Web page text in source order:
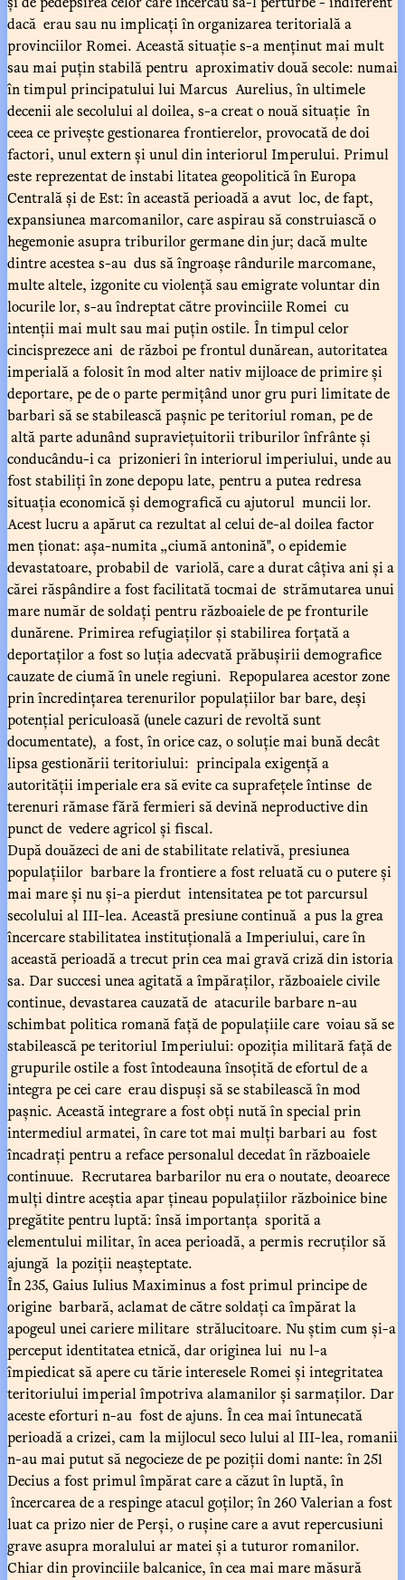
dacă erau sau nu implicați în organizarea teritorială a
provinciilor Romei. Această situație s-a menținut mai mult
sau mai puțin stabilă pentru aproximativ două secole: numai
în timpul principatului lui Marcus Aurelius, în ultimele
decenii ale secolului al doilea, s-a creat o nouă situație în
ceea ce privește gestionarea frontierelor, provocată de doi
factori, unul extern și unul din interiorul Imperului. Primul
este reprezentat de instabi litatea geopolitică în Europa
Centrală și de Est: în această perioadă a avut loc, de fapt,
expansiunea marcomanilor, care aspirau să construiască o
hegemonie asupra triburilor germane din jur; dacă multe
dintre acestea s-au dus să îngroașe rândurile marcomane,
multe altele, izgonite cu violență sau emigrate voluntar din
locurile lor, s-au îndreptat către provinciile Romei cu
intenții mai mult sau mai puțin ostile. În timpul celor
cincisprezece ani de război pe frontul dunărean, autoritatea
imperială a folosit în mod alter nativ mijloace de primire și
deportare, pe de o parte permițând unor gru puri limitate de
barbari să se stabilească pașnic pe teritoriul roman, pe de
altă parte adunând supraviețuitorii triburilor înfrânte și
conducându-i ca prizonieri în interiorul imperiului, unde au
fost stabiliți în zone depopu late, pentru a putea redresa
situația economică și demografică cu ajutorul muncii lor.
Acest lucru a apărut ca rezultat al celui de-al doilea factor
men ționat: așa-numita „ciumă antonină", o epidemie
devastatoare, probabil de variolă, care a durat câțiva ani și a
cărei răspândire a fost facilitată tocmai de strămutarea unui
mare număr de soldați pentru războaiele de pe fronturile
dunărene. Primirea refugiaților și stabilirea forțată a
deportaților a fost so luția adecvată prăbușirii demografice
cauzate de ciumă în unele regiuni. Repopularea acestor zone
prin încredințarea terenurilor populațiilor bar bare, deși
potențial periculoasă (unele cazuri de revoltă sunt
documentate), a fost, în orice caz, o soluție mai bună decât
lipsa gestionării teritoriului: principala exigență a
autorității imperiale era să evite ca suprafețele întinse de
terenuri rămase fără fermieri să devină neproductive din
punct de vedere agricol și fiscal.
După douăzeci de ani de stabilitate relativă, presiunea
populațiilor barbare la frontiere a fost reluată cu o putere și
mai mare și nu și-a pierdut intensitatea pe tot parcursul
secolului al III-lea. Această presiune continuă a pus la grea
încercare stabilitatea instituțională a Imperiului, care în
această perioadă a trecut prin cea mai gravă criză din istoria
sa. Dar succesi unea agitată a împăraților, războaiele civile
continue, devastarea cauzată de atacurile barbare n-au
schimbat politica romană față de populațiile care voiau să se
stabilească pe teritoriul Imperiului: opoziția militară față de
grupurile ostile a fost întodeauna însoțită de efortul de a
integra pe cei care erau dispuși să se stabilească în mod
pașnic. Această integrare a fost obți nută în special prin
intermediul armatei, în care tot mai mulți barbari au fost
încadrați pentru a reface personalul decedat în războaiele
continuue. Recrutarea barbarilor nu era o noutate, deoarece
mulți dintre aceștia apar țineau populațiilor războinice bine
pregătite pentru luptă: însă importanța sporită a
elementului militar, în acea perioadă, a permis recruților să
ajungă la poziții neașteptate.
În 235, Gaius Iulius Maximinus a fost primul principe de
origine barbară, aclamat de către soldați ca împărat la
apogeul unei cariere militare strălucitoare. Nu știm cum și-a
perceput identitatea etnică, dar originea lui nu l-a
împiedicat să apere cu tărie interesele Romei și integritatea
teritoriului imperial împotriva alamanilor și sarmaților. Dar
aceste eforturi n-au fost de ajuns. În cea mai întunecată
perioadă a crizei, cam la mijlocul seco lului al III-lea, romanii
n-au mai putut să negocieze de pe poziții domi nante: în 251
Decius a fost primul împărat care a căzut în luptă, în
încercarea de a respinge atacul goților; în 260 Valerian a fost
luat ca prizo nier de Perși, o rușine care a avut repercusiuni
grave asupra moralului ar matei și a tuturor romanilor.
Chiar din provinciile balcanice, în cea mai mare măsură